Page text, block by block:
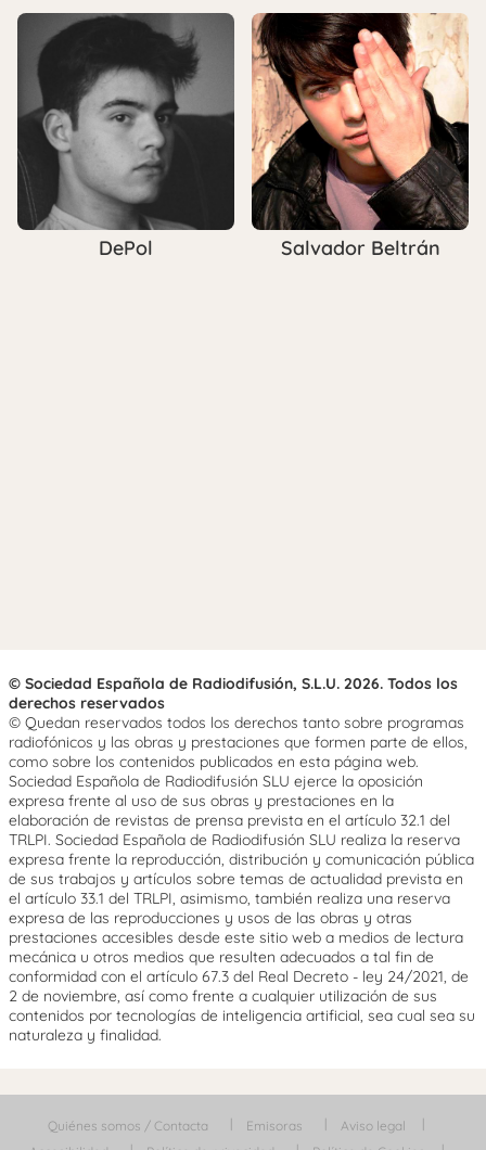
DePol Salvador Beltrán
© Sociedad Española de Radiodifusión, S.L.U. 2026. Todos los
derechos reservados
© Quedan reservados todos los derechos tanto sobre programas
radiofónicos y las obras y prestaciones que formen parte de ellos,
como sobre los contenidos publicados en esta página web.
Sociedad Española de Radiodifusión SLU ejerce la oposición
expresa frente al uso de sus obras y prestaciones en la
elaboración de revistas de prensa prevista en el artículo 32.1 del
TRLPI. Sociedad Española de Radiodifusión SLU realiza la reserva
expresa frente la reproducción, distribución y comunicación pública
de sus trabajos y artículos sobre temas de actualidad prevista en
el artículo 33.1 del TRLPI, asimismo, también realiza una reserva
expresa de las reproducciones y usos de las obras y otras
prestaciones accesibles desde este sitio web a medios de lectura
mecánica u otros medios que resulten adecuados a tal fin de
conformidad con el artículo 67.3 del Real Decreto - ley 24/2021, de
2 de noviembre, así como frente a cualquier utilización de sus
contenidos por tecnologías de inteligencia artificial, sea cual sea su
naturaleza y finalidad.
Quiénes somos / Contacta Emisoras
Aviso legal